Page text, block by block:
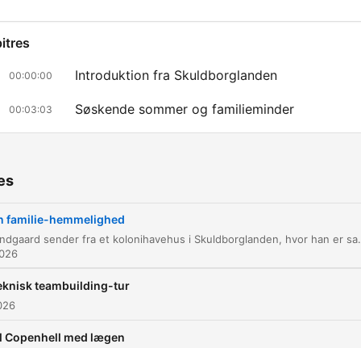
00:00:00 Introduktion fra Skuldborglanden
00:03:03 Søskende sommer og familieminder
00:33:23
00:40:11 Mødet med Emil i bunkeren
clés
Det er fra et familie sommerhus, eller hvad skal man
familie-hemmelighed
Claus Bundgaard sender fra et kolonihavehus i Skuldborglanden, hvor han er samlet med sine søskende til en
teambuilding-tur
Copenhell med lægen